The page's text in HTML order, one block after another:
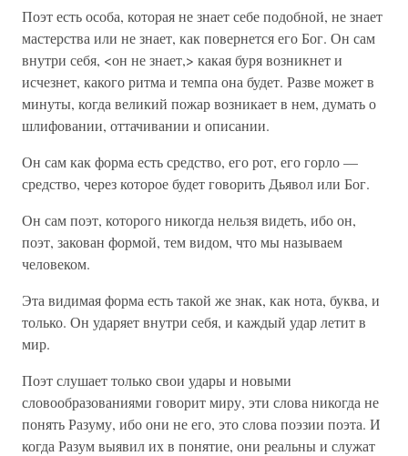
Поэт есть особа, которая не знает себе подобной, не знает
мастерства или не знает, как повернется его Бог. Он сам
внутри себя, <он не знает,> какая буря возникнет и
исчезнет, какого ритма и темпа она будет. Разве может в
минуты, когда великий пожар возникает в нем, думать о
шлифовании, оттачивании и описании.
Он сам как форма есть средство, его рот, его горло —
средство, через которое будет говорить Дьявол или Бог.
Он сам поэт, которого никогда нельзя видеть, ибо он,
поэт, закован формой, тем видом, что мы называем
человеком.
Эта видимая форма есть такой же знак, как нота, буква, и
только. Он ударяет внутри себя, и каждый удар летит в
мир.
Поэт слушает только свои удары и новыми
словообразованиями говорит миру, эти слова никогда не
понять Разуму, ибо они не его, это слова поэзии поэта. И
когда Разум выявил их в понятие, они реальны и служат